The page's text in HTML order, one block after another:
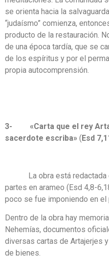
se orienta hacia la
“judaísmo” comienza,
producto de la restauración.
de una época tardía, que se
de los espíritus y por el
propia autocomprensión.
3- «Carta que el rey
sacerdote escriba» ( Esd
La obra está redactada
partes en arameo (Esd 4,8-
poco se fue imponiendo en
Dentro de la obra hay
Nehemías, documentos
diversas cartas de Artajerjes
de bienes.